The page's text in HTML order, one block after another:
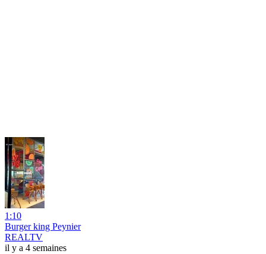
1:10
Burger king Peynier
REALTV
il y a 4 semaines